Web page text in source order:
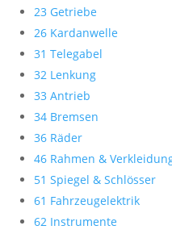
23 Getriebe
26 Kardanwelle
31 Telegabel
32 Lenkung
33 Antrieb
34 Bremsen
36 Räder
46 Rahmen &
51 Spiegel & Schlösser
61 Fahrzeugelektrik
62 Instrumente